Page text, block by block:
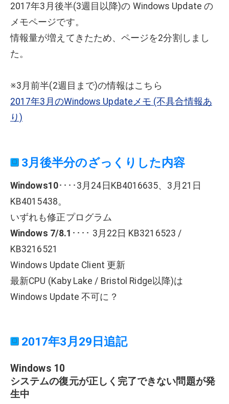
2017年3月後半(3週目以降)の Windows Update の
メモページです。
情報量が増えてきたため、ページを2分割しまし
た。
※3月前半(2週目まで)の情報はこちら
2017年3月のWindows Updateメモ (不具合情報あ
り)
3月後半分のざっくりした内容
Windows10････3月24日KB4016635、3月21日
KB4015438。
いずれも修正プログラム
Windows 7/8.1 ････ 3月22日 KB3216523 /
KB3216521
Windows Update Client 更新
最新CPU (Kaby Lake / Bristol Ridge以降)は
Windows Update 不可に？
2017年3月29日追記
Windows 10
システムの復元が正しく完了できない問題が発
生中